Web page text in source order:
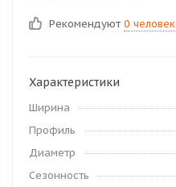
Рекомендуют 0 человек
Характеристики
Ширина
Профиль
Диаметр
Сезонность